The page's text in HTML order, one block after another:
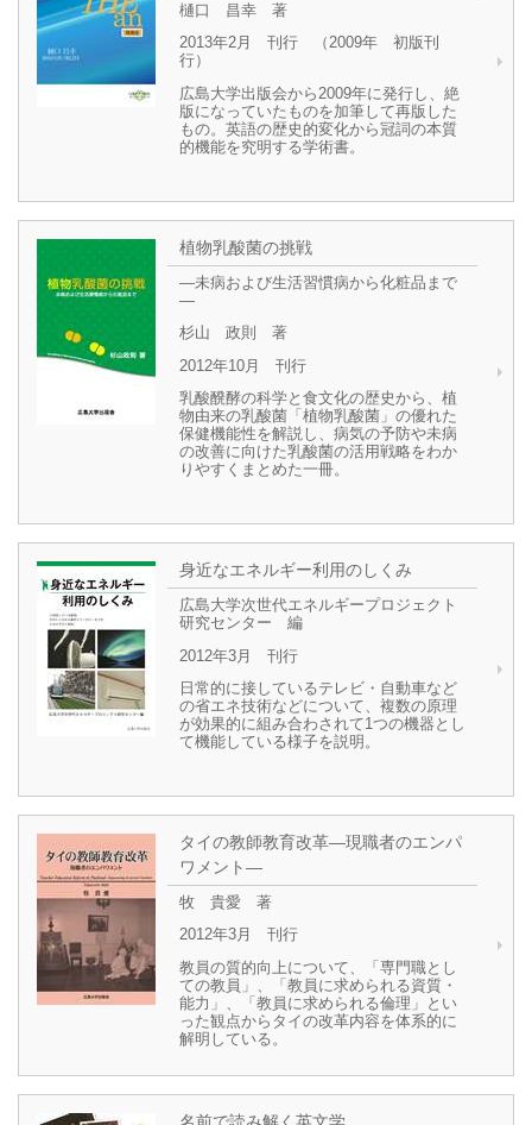
樋口 昌幸 著
2013年2月 刊行 （2009年 初版刊
行）
広島大学出版会から2009年に発行し、絶
版になっていたものを加筆して再版した
もの。英語の歴史的変化から冠詞の本質
的機能を究明する学術書。
植物乳酸菌の挑戦
―未病および生活習慣病から化粧品まで
―
杉山 政則 著
2012年10月 刊行
乳酸醗酵の科学と食文化の歴史から、植
物由来の乳酸菌「植物乳酸菌」の優れた
保健機能性を解説し、病気の予防や未病
の改善に向けた乳酸菌の活用戦略をわか
りやすくまとめた一冊。
身近なエネルギー利用のしくみ
広島大学次世代エネルギープロジェクト
研究センター 編
2012年3月 刊行
日常的に接しているテレビ・自動車など
の省エネ技術などについて、複数の原理
が効果的に組み合わされて1つの機器とし
て機能している様子を説明。
タイの教師教育改革―現職者のエンパ
ワメント―
牧 貴愛 著
2012年3月 刊行
教員の質的向上について、「専門職とし
ての教員」、「教員に求められる資質・
能力」、「教員に求められる倫理」とい
った観点からタイの改革内容を体系的に
解明している。
名前で読み解く英文学